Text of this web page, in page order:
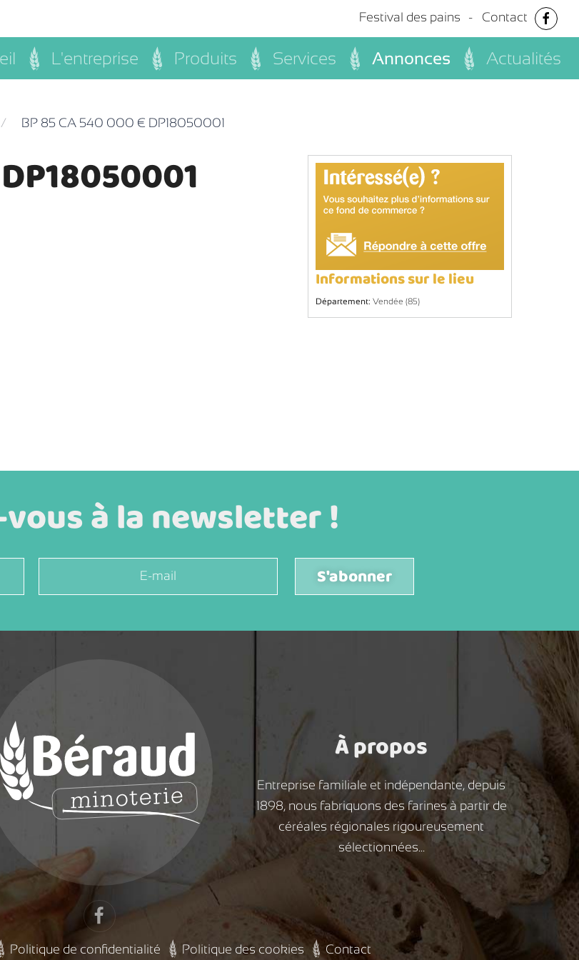
Festival des pains Contact
L'entreprise Produits Services Annonces Actualités
BP 85 CA 540 000 € DP18050001
Informations sur le lieu
Département: Vendée (85)
à la newsletter !
S'abonner
À propos
Entreprise familiale et indépendante, depuis
1898, nous fabriquons des farines à partir de
céréales régionales rigoureusement
sélectionnées...
Politique de confidentialité Politique des cookies Contact